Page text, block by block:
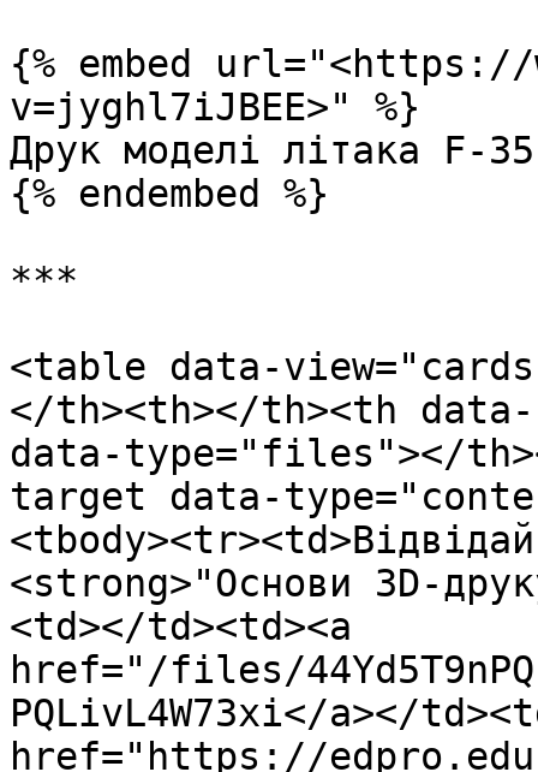
{% embed url="<https://
v=jyghl7iJBEE>" %}
Друк моделі літака F-35
{% endembed %}
***
<table data-
</th><th></th><th
data-type="files"></
target data-
<strong>"Основи 3D-
<td></td><td><a
href="/files/
PQLivL4W73xi</a></
href="https://